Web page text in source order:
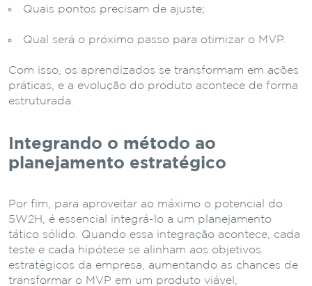
Quais pontos precisam de ajuste;
Qual será o próximo passo para otimizar o MVP.
Com isso, os aprendizados se transformam em ações
práticas, e a evolução do produto acontece de forma
estruturada.
Integrando o método ao
planejamento estratégico
Por fim, para aproveitar ao máximo o potencial do
5W2H, é essencial integrá-lo a um planejamento
tático sólido. Quando essa integração acontece, cada
teste e cada hipótese se alinham aos objetivos
estratégicos da empresa, aumentando as chances de
transformar o MVP em um produto viável,